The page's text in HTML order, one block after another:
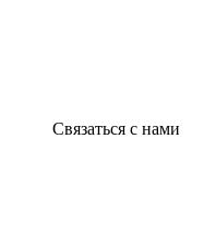
Связаться с нами